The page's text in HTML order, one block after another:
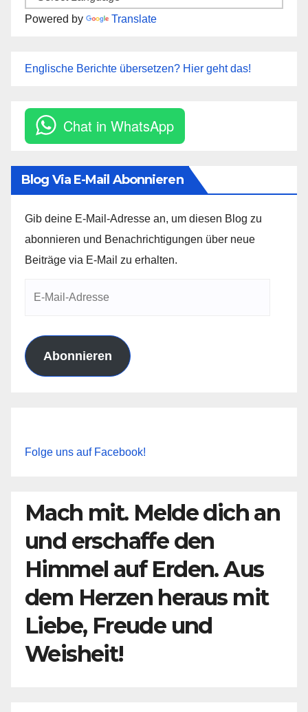
Powered by Translate
Englische Berichte übersetzen? Hier geht das!
Chat in WhatsApp
Blog Via E-Mail Abonnieren
Gib deine E-Mail-Adresse an, um diesen Blog zu
abonnieren und Benachrichtigungen über neue
Beiträge via E-Mail zu erhalten.
Abonnieren
Folge uns auf Facebook!
Mach mit. Melde dich an
und erschaffe den
Himmel auf Erden. Aus
dem Herzen heraus mit
Liebe, Freude und
Weisheit!